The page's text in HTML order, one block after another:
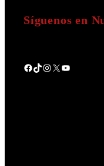
Síguenos en
Facebook
TikTok
Instagram
X YouTube